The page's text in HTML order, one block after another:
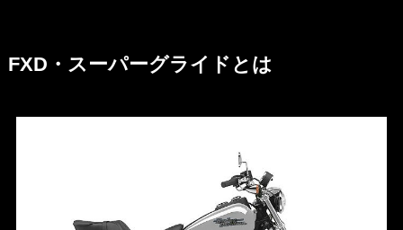
FXD・スーパーグライドとは